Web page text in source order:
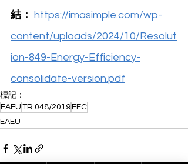
結： https://imasimple.com/wp-
content/uploads/2024/10/Resolut
ion-849-Energy-Efficiency-
consolidate-version.pdf
標記：
EAEU TR 048/2019 EEC
EAEU